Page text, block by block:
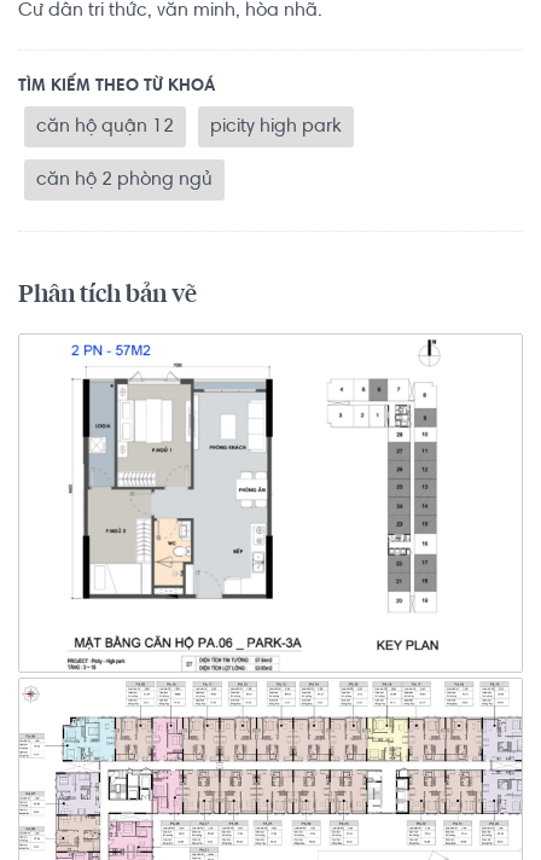
Cư dân tri thức, văn minh, hòa nhã.
TÌM KIẾM THEO TỪ KHOÁ
căn hộ quận 12 picity high park
căn hộ 2 phòng ngủ
Phân tích bản vẽ